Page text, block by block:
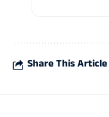
Share This Article